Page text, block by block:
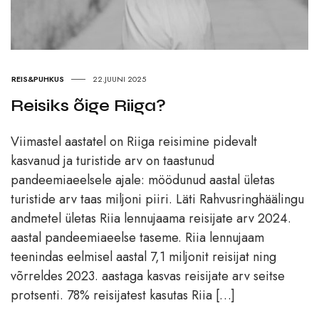
REIS&PUHKUS 22.JUUNI 2025
Reisiks õige Riiga?
Viimastel aastatel on Riiga reisimine pidevalt
kasvanud ja turistide arv on taastunud
pandeemiaeelsele ajale: möödunud aastal ületas
turistide arv taas miljoni piiri. Läti Rahvusringhäälingu
andmetel ületas Riia lennujaama reisijate arv 2024.
aastal pandeemiaeelse taseme. Riia lennujaam
teenindas eelmisel aastal 7,1 miljonit reisijat ning
võrreldes 2023. aastaga kasvas reisijate arv seitse
protsenti. 78% reisijatest kasutas Riia […]